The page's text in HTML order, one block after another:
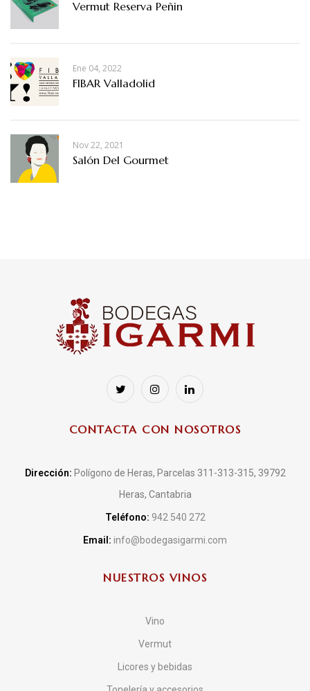
Vermut Reserva Peñin
Ene 04, 2022
FIBAR Valladolid
Nov 22, 2021
Salón Del Gourmet
CONTACTA CON NOSOTROS
Dirección: Polígono de Heras, Parcelas 311-313-315, 39792
Heras, Cantabria
Teléfono: 942 540 272
Email: info@bodegasigarmi.com
NUESTROS VINOS
Vino
Vermut
Licores y bebidas